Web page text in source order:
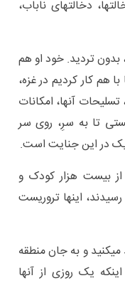
دخالتهای ناباب،
تردید. خود او هم
هم کار کردیم در غزه،
آنها، امکانات
تا به سرِ، روی سر
در این جنایت است.
از بیست هزار کودک و
اینها تروریست
و به جان منطقه
یک روزی از آنها